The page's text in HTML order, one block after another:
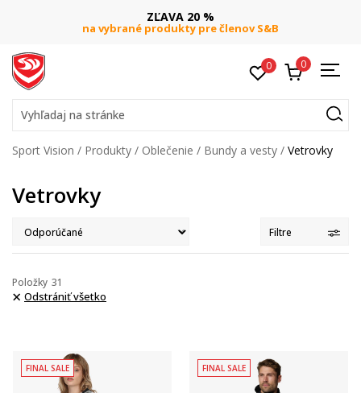
ZĽAVA 20 %
na vybrané produkty pre členov S&B
0 0
Vyhľadaj na stránke
Sport Vision Produkty Oblečenie Bundy a vesty Vetrovky
Vetrovky
Filtre
31
Položky
Odstrániť všetko
FINAL SALE FINAL SALE